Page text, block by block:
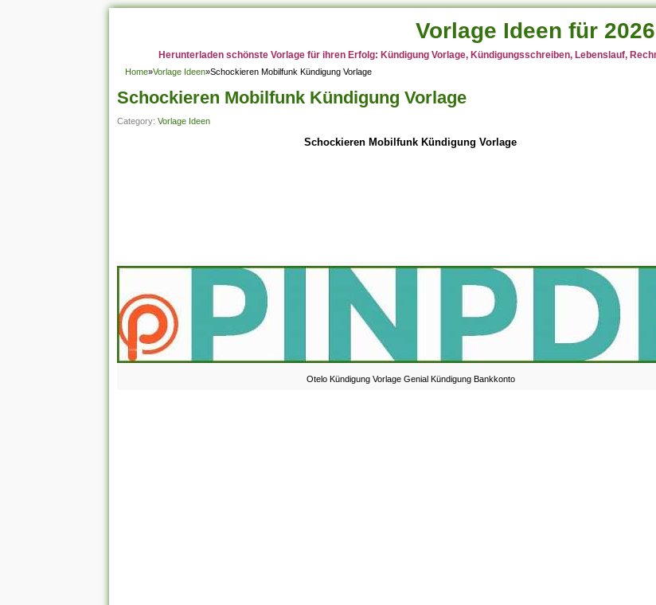
Vorlage Ideen für 2026
Herunterladen schönste Vorlage für ihren Erfolg: Kündigung Vorlage, Kündigungsschreiben, Lebenslauf,
Home»Vorlage Ideen»Schockieren Mobilfunk Kündigung Vorlage
Schockieren Mobilfunk Kündigung Vorlage
Category: Vorlage Ideen
Schockieren Mobilfunk Kündigung Vorlage
Otelo Kündigung Vorlage Genial Kündigung Bankkonto